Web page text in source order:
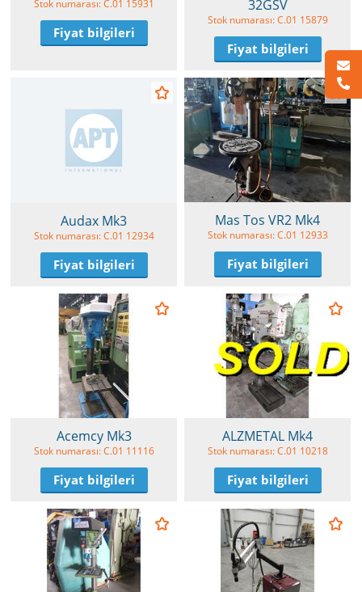
Stok numarası: C.01 15931
Fiyat bilgileri
32GSV
Stok numarası: C.01 15879
Fiyat bilgileri
Audax Mk3
Stok numarası: C.01 12934
Fiyat bilgileri
Mas Tos VR2 Mk4
Stok numarası: C.01 12933
Fiyat bilgileri
Acemcy Mk3
Stok numarası: C.01 11116
Fiyat bilgileri
ALZMETAL Mk4
Stok numarası: C.01 10218
Fiyat bilgileri